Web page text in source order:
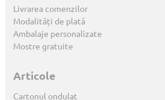
Livrarea comenzilor
Modalități de plată
Ambalaje personalizate
Mostre gratuite
Articole
Cartonul ondulat